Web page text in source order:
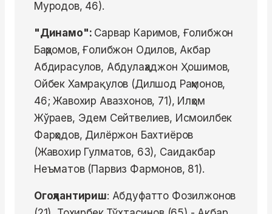
Муродов, 46).
"Динамо": Сарвар Каримов, Ғолибжон
Баҳромов, Ғолибжон Одилов, Акбар
Абдирасулов, Абдулаҳаджон Ҳошимов,
Ойбек Хамрақулов (Дилшод Раҳмонов,
46; Жавохир Авазхонов, 71), Илҳом
Жўраев, Эдем Сейтвелиев, Исмоилбек
Фарҳодов, Дилёржон Бахтиёров
(Жавохир Гулматов, 63), Саидакбар
Неъматов (Парвиз Фармонов, 81).
Огоҳлантириш: Абдуфатто Фозилжонов